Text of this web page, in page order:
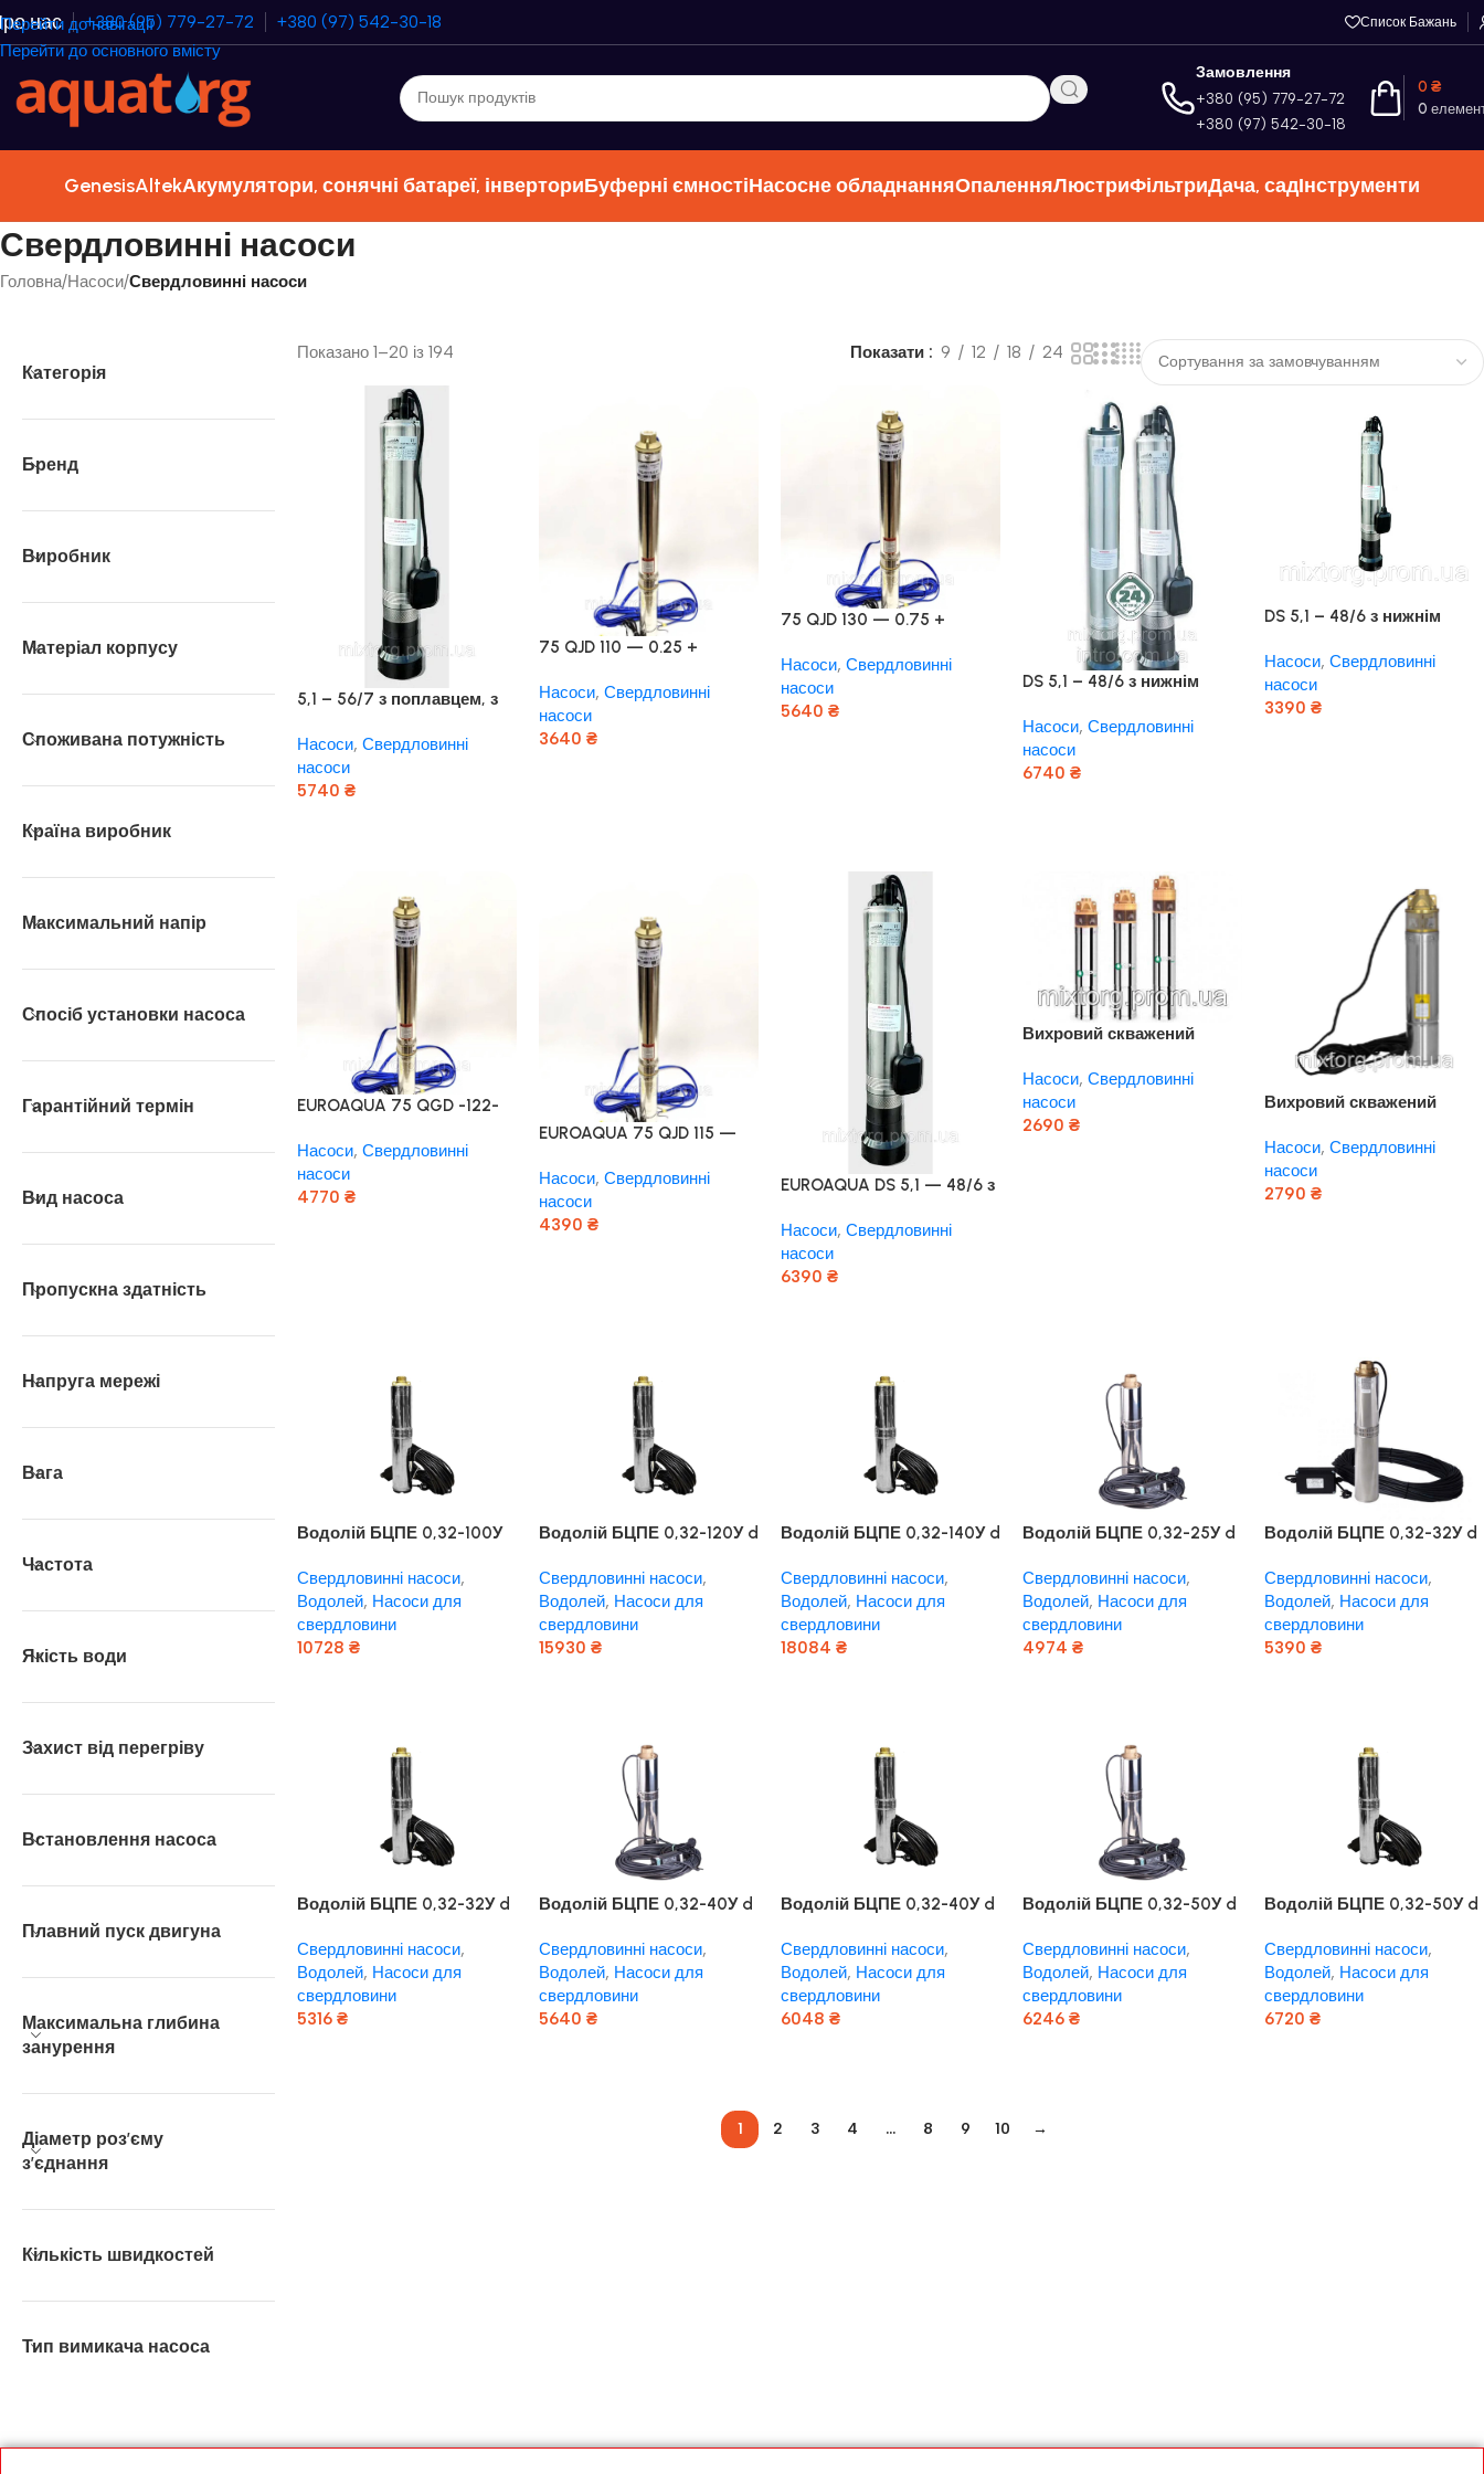
Перейти до навігації
Перейти до основного вмісту
нас +380 (95) 779-27-72 +380 (97) 542-30-18 Список Бажань
Замовлення
+380 (95) 779-27-72
+380 (97) 542-30-18
0
0 ₴
GenesisAltekАкумулятори, сонячні батареї, інверториБуферні ємностіНасосне обладнанняОпаленняЛюстриФільтриДача, садІнструменти
Свердловинні насоси
Головна/Насоси/Свердловинні насоси
Категорія
Бренд
Виробник
Матеріал корпусу
Споживана потужність
Країна виробник
Максимальний напір
Спосіб установки насоса
Гарантійний термін
Вид насоса
Пропускна здатність
Напруга мережі
Вага
Частота
Якість води
Захист від перегріву
Встановлення насоса
Плавний пуск двигуна
Максимальна глибина
занурення
Діаметр роз’єму
з’єднання
Кількість швидкостей
Тип вимикача насоса
Показано 1–20 із 194 Показати 9 12 18 24
5,1 – 56/7 з поплавцем, з
(оригінал Польща)
Насоси, Свердловинні
насоси
5740 ₴
75 QJD 110 — 0.25 +
Мідь!
Насоси, Свердловинні
насоси
3640 ₴
75 QJD 130 — 0.75 +
Насоси, Свердловинні
насоси
5640 ₴
DS 5,1 – 48/6 з нижнім
вбудованим реле тиску
Насоси, Свердловинні
насоси
6740 ₴
DS 5,1 – 48/6 з нижнім
вбудованим реле тиску
Насоси, Свердловинні
насоси
3390 ₴
EUROAQUA 75 QGD -122-
Польща!
Насоси, Свердловинні
насоси
4770 ₴
EUROAQUA 75 QJD 115 —
Польща! Мідь!
Насоси, Свердловинні
насоси
4390 ₴
EUROAQUA DS 5,1 — 48/6 з
Польща! Мідь!
Насоси, Свердловинні
насоси
6390 ₴
Вихровий скважений
Насоси, Свердловинні
насоси
2690 ₴
Вихровий скважений
Насоси, Свердловинні
насоси
2790 ₴
Водолій БЦПЕ 0,32-100У
Свердловинні насоси,
Водолей, Насоси для
свердловини
10728 ₴
Водолій БЦПЕ 0,32-120У d
Свердловинні насоси,
Водолей, Насоси для
свердловини
15930 ₴
Водолій БЦПЕ 0,32-140У d
Свердловинні насоси,
Водолей, Насоси для
свердловини
18084 ₴
Водолій БЦПЕ 0,32-25У d
Свердловинні насоси,
Водолей, Насоси для
свердловини
4974 ₴
Водолій БЦПЕ 0,32-32У d
Свердловинні насоси,
Водолей, Насоси для
свердловини
5390 ₴
Водолій БЦПЕ 0,32-32У d
Свердловинні насоси,
Водолей, Насоси для
свердловини
5316 ₴
Водолій БЦПЕ 0,32-40У d
Свердловинні насоси,
Водолей, Насоси для
свердловини
5640 ₴
Водолій БЦПЕ 0,32-40У d
Свердловинні насоси,
Водолей, Насоси для
свердловини
6048 ₴
Водолій БЦПЕ 0,32-50У d
Свердловинні насоси,
Водолей, Насоси для
свердловини
6246 ₴
Водолій БЦПЕ 0,32-50У d
Свердловинні насоси,
Водолей, Насоси для
свердловини
6720 ₴
1 2 3 4 … 8 9 10 →